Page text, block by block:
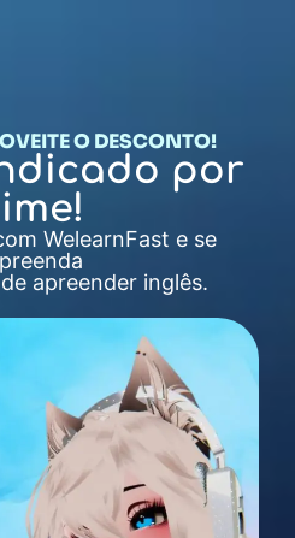
O DESCONTO!
por
WelearnFast e se
apreender inglês.